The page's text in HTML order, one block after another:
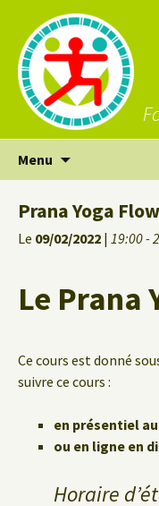
Menu
Prana Yoga
Le 09/02/2022 | 19:00 -
Le Prana
Ce cours est donné
suivre ce cours :
en présentiel
ou en ligne en
Horaire